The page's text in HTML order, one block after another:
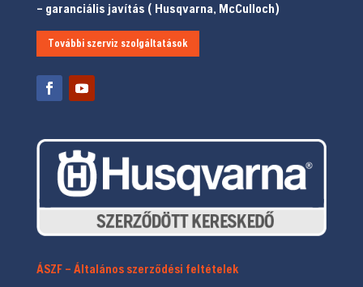
– garanciális javítás ( Husqvarna, McCulloch)
További szerviz szolgáltatások
ÁSZF – Általános szerződési feltételek